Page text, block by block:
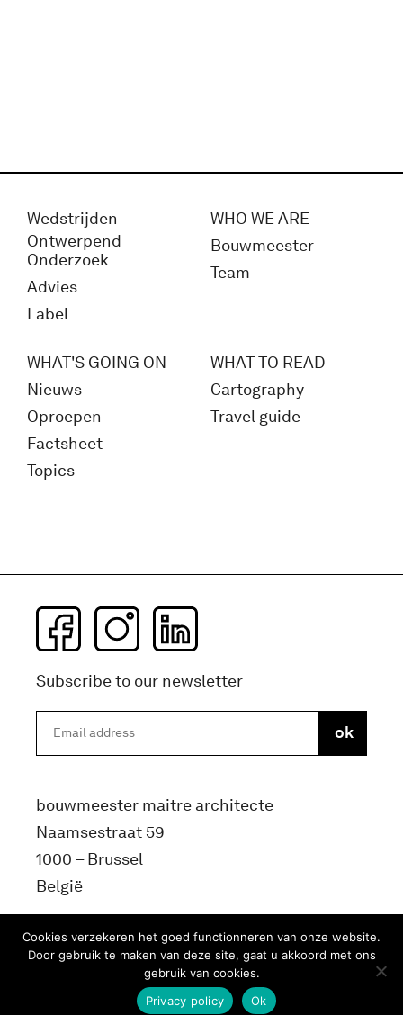
Wedstrijden
Ontwerpend
Onderzoek
Advies
Label
WHO WE ARE
Bouwmeester
Team
WHAT'S GOING ON
Nieuws
Oproepen
Factsheet
Topics
WHAT TO READ
Cartography
Travel guide
Subscribe to our newsletter
bouwmeester maitre architecte
Naamsestraat 59
1000 – Brussel
België
info@bma.brussels
Cookies verzekeren het goed functionneren van onze website.
Door gebruik te maken van deze site, gaat u akkoord met ons
gebruik van cookies.
Ok
Privacy policy